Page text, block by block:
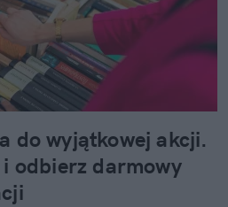
do wyjątkowej akcji.
odbierz darmowy